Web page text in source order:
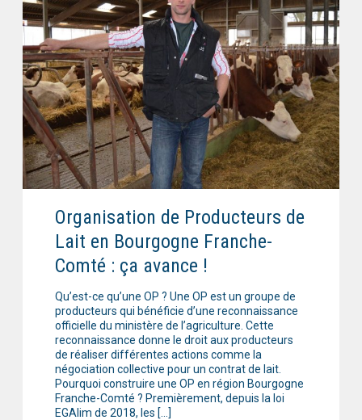
Organisation de Producteurs de
Lait en Bourgogne Franche-
Comté : ça avance !
Qu’est-ce qu’une OP ? Une OP est un groupe de
producteurs qui bénéficie d’une reconnaissance
officielle du ministère de l’agriculture. Cette
reconnaissance donne le droit aux producteurs
de réaliser différentes actions comme la
négociation collective pour un contrat de lait.
Pourquoi construire une OP en région Bourgogne
Franche-Comté ? Premièrement, depuis la loi
EGAlim de 2018, les […]